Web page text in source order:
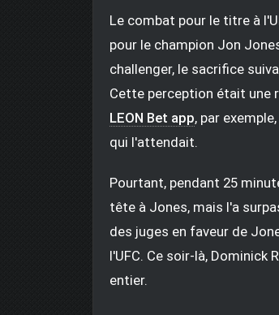
Le combat pour le titre à
pour le champion Jon
challenger, le sacrifice
Cette perception était une
LEON Bet app, par
qui l'attendait.
Pourtant, pendant 25
tête à Jones, mais l'a
des juges en faveur de
l'UFC. Ce soir-là, Dominick
entier.